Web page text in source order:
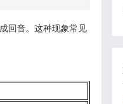
回音。这种现象常见